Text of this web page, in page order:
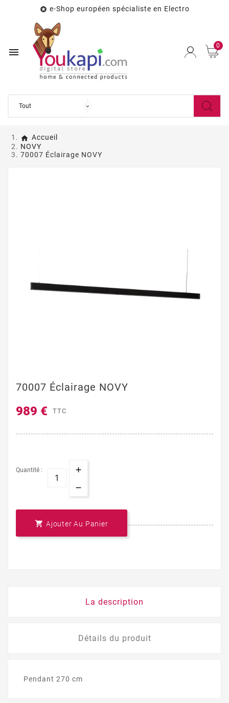
 e-Shop européen spécialiste en Electro

0
Accueil
NOVY
70007 Éclairage NOVY
70007 Éclairage NOVY
989 € TTC
Quantité :
 Ajouter Au Panier
La description
Détails du produit
Pendant 270 cm